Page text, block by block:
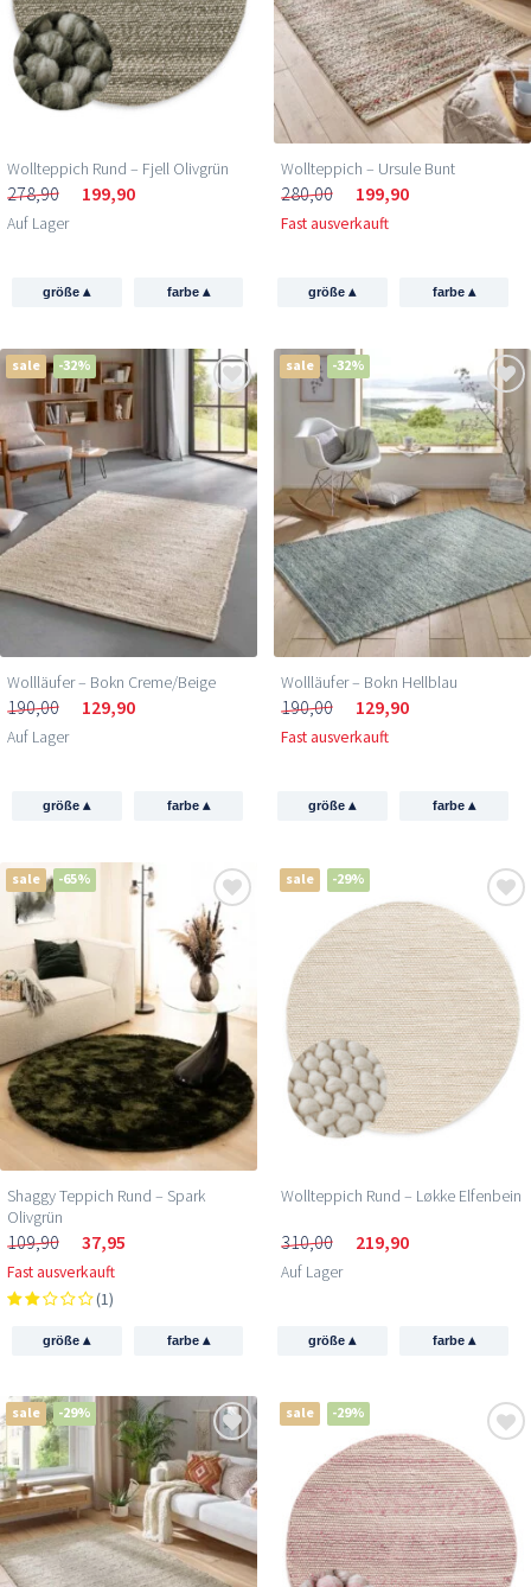
Wollteppich Rund – Fjell Olivgrün
278,90 199,90
Auf Lager
größe▴ farbe ▴
Wollteppich – Ursule Bunt
280,00 199,90
Fast ausverkauft
größe▴ farbe ▴
sale -32%
Wollläufer – Bokn Creme/Beige
190,00 129,90
Auf Lager
größe▴ farbe ▴
sale -32%
Wollläufer – Bokn Hellblau
190,00 129,90
Fast ausverkauft
größe▴ farbe ▴
sale -65%
Shaggy Teppich Rund – Spark
Olivgrün
109,90 37,95
Fast ausverkauft
(1)
größe▴ farbe ▴
sale -29%
Wollteppich Rund – Løkke Elfenbein
310,00 219,90
Auf Lager
größe▴ farbe ▴
sale -29% sale -29%